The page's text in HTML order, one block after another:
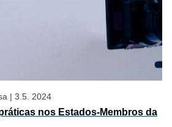
| 3.5. 2024
nos Estados-Membros da